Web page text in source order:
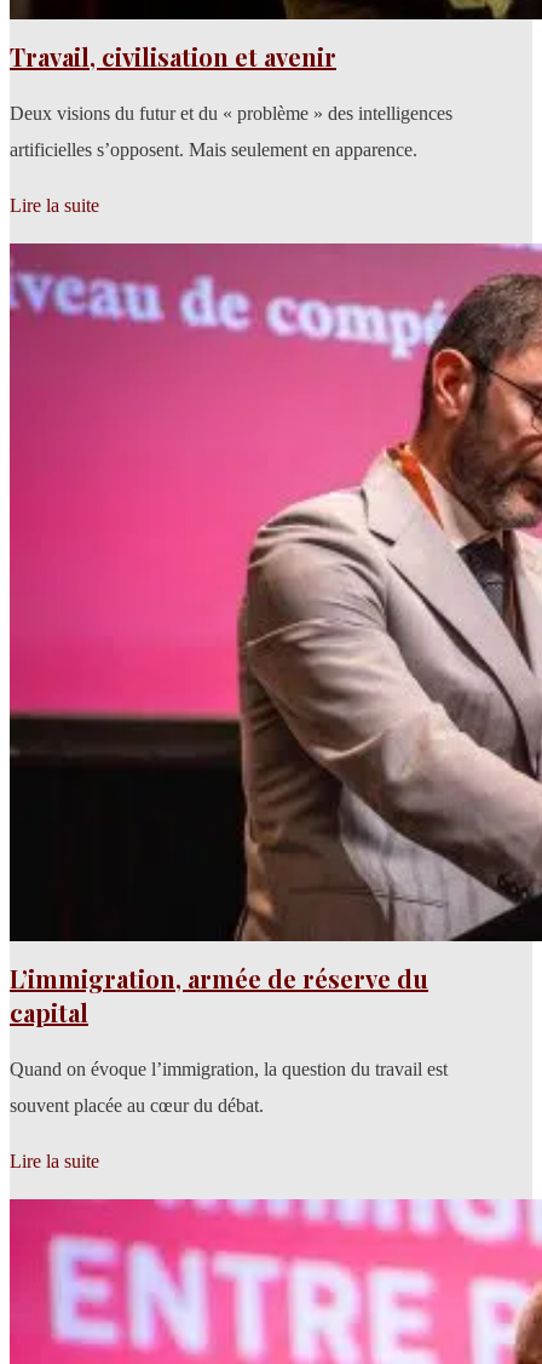
Travail, civilisation et avenir
Deux visions du futur et du « problème » des intelligences
artificielles s’opposent. Mais seulement en apparence.
Lire la suite
L’immigration, armée de réserve du
capital
Quand on évoque l’immigration, la question du travail est
souvent placée au cœur du débat.
Lire la suite